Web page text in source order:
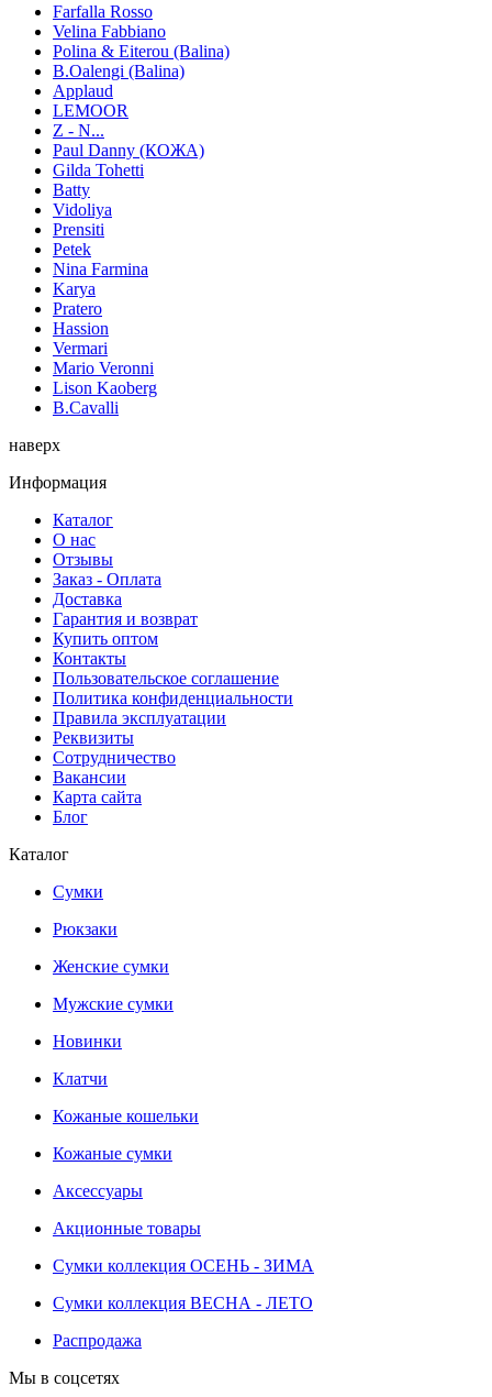
Farfalla Rosso
Velina Fabbiano
Polina & Eiterou (Balina)
B.Oalengi (Balina)
Applaud
LEMOOR
Z - N...
Paul Danny (КОЖА)
Gilda Tohetti
Batty
Vidoliya
Prensiti
Petek
Nina Farmina
Karya
Pratero
Hassion
Vermari
Mario Veronni
Lison Kaoberg
B.Cavalli
наверх
Информация
Каталог
О нас
Отзывы
Заказ - Оплата
Доставка
Гарантия и возврат
Купить оптом
Контакты
Пользовательское соглашение
Политика конфиденциальности
Правила эксплуатации
Реквизиты
Сотрудничество
Вакансии
Карта сайта
Блог
Каталог
Сумки
Рюкзаки
Женские сумки
Мужские сумки
Новинки
Клатчи
Кожаные кошельки
Кожаные сумки
Аксессуары
Акционные товары
Сумки коллекция ОСЕНЬ - ЗИМА
Сумки коллекция ВЕСНА - ЛЕТО
Распродажа
Мы в соцсетях